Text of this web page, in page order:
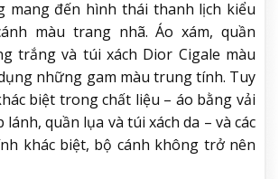
mang đến hình thái thanh lịch kiểu
màu trang nhã. Áo xám, quần
trắng và túi xách Dior Cigale màu
những gam màu trung tính. Tuy
biệt trong chất liệu – áo bằng vải
lánh, quần lụa và túi xách da – và các
khác biệt, bộ cánh không trở nên